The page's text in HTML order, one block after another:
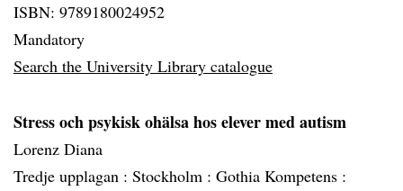
ISBN: 9789180024952
Mandatory
Search the University Library catalogue
Stress och psykisk ohälsa hos elever med autism
Lorenz Diana
Tredje upplagan : Stockholm : Gothia Kompetens :